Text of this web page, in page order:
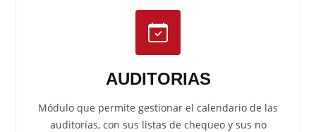
AUDITORIAS
Módulo que permite gestionar el calendario de las
auditorías, con sus listas de chequeo y sus no